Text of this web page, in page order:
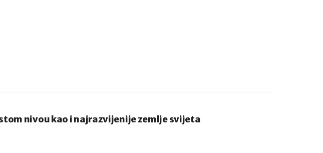
nivou kao i najrazvijenije zemlje svijeta